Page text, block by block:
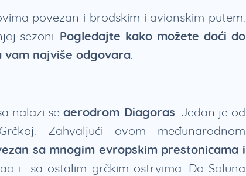
povezan i brodskim i avionskim putem.
sezoni. Pogledajte kako možete doći do
najviše odgovara
nalazi seaerodrom Diagoras . Jedan je od
Zahvaljući ovom međunarodnom
sa mnogim evropskim prestonicama i
i sa ostalim grčkim ostrvima. Do Soluna